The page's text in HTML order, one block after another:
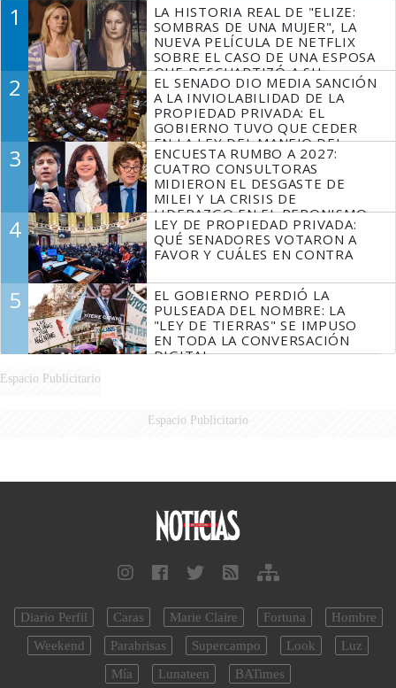
1
LA HISTORIA REAL DE "ELIZE:
SOMBRAS DE UNA MUJER", LA
NUEVA PELÍCULA DE NETFLIX
SOBRE EL CASO DE UNA ESPOSA
QUE DESCUARTIZÓ A SU
MARIDO
2
EL SENADO DIO MEDIA SANCIÓN
A LA INVIOLABILIDAD DE LA
PROPIEDAD PRIVADA: EL
GOBIERNO TUVO QUE CEDER
EN LA LEY DEL MANEJO DEL
FUEGO
3
ENCUESTA RUMBO A 2027:
CUATRO CONSULTORAS
MIDIERON EL DESGASTE DE
MILEI Y LA CRISIS DE
LIDERAZGO EN EL PERONISMO
4
LEY DE PROPIEDAD PRIVADA:
QUÉ SENADORES VOTARON A
FAVOR Y CUÁLES EN CONTRA
5
EL GOBIERNO PERDIÓ LA
PULSEADA DEL NOMBRE: LA
"LEY DE TIERRAS" SE IMPUSO
EN TODA LA CONVERSACIÓN
DIGITAL
Espacio Publicitario
Espacio Publicitario
Diario Perfil Caras Marie Claire Fortuna
Hombre
Weekend
Parabrisas Supercampo Look
Luz
Mía
Lunateen BATimes